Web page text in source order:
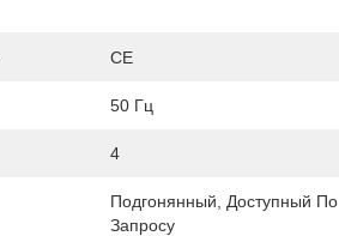
CE
50 Гц
4
Подгонянный, Доступный По
Запросу